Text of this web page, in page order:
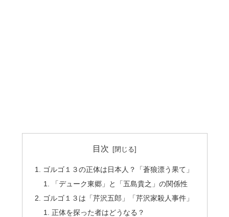
目次
ゴルゴ１３の正体は日本人？「蒼狼漂う果て」
「デューク東郷」と「五島貴之」の関係性
ゴルゴ１３は「芹沢五郎」「芹沢家殺人事件」
正体を探った者はどうなる？